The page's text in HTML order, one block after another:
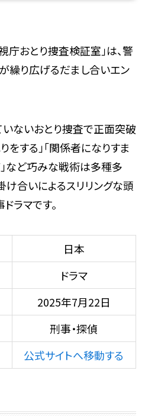
庁おとり捜査検証室」は、警
繰り広げるだまし合いエン
ないおとり捜査で正面突破
をする」「関係者になりすま
」など巧みな戦術は多種多
け合いによるスリリングな頭
ラマです。
日本
ドラマ
2025年7月22日
刑事・探偵
公式サイトへ移動する